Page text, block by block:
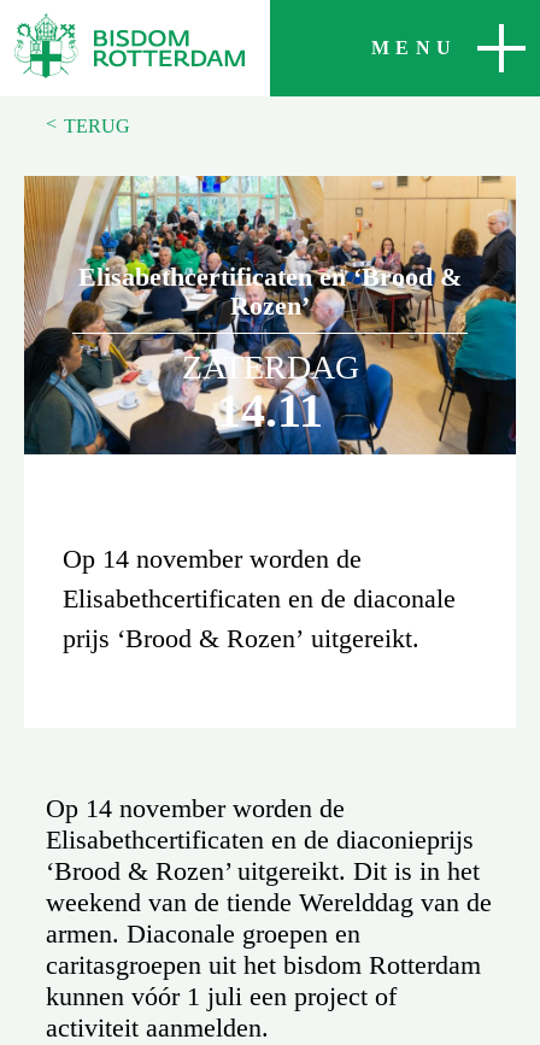
MENU
SLUITEN
< TERUG
Elisabethcertificaten en ‘Brood &
Rozen’
ZATERDAG
14.11
Op 14 november worden de
Elisabethcertificaten en de diaconale
prijs ‘Brood & Rozen’ uitgereikt.
Op 14 november worden de
Elisabethcertificaten en de diaconieprijs
‘Brood & Rozen’ uitgereikt. Dit is in het
weekend van de tiende Werelddag van de
armen. Diaconale groepen en
caritasgroepen uit het bisdom Rotterdam
kunnen vóór 1 juli een project of
activiteit aanmelden.